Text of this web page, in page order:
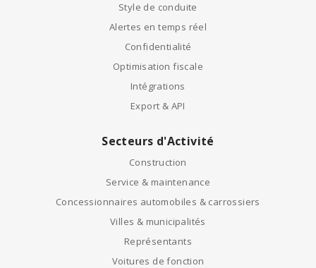
Style de conduite
Alertes en temps réel
Confidentialité
Optimisation fiscale
Intégrations
Export & API
Secteurs d'Activité
Construction
Service & maintenance
Concessionnaires automobiles & carrossiers
Villes & municipalités
Représentants
Voitures de fonction